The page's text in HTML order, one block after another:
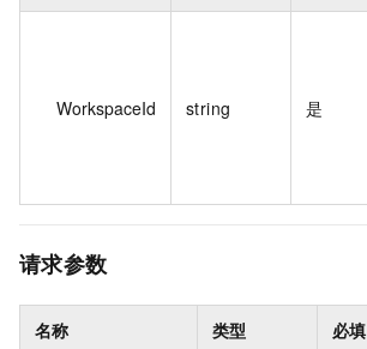
WorkspaceId string 是
请求参数
名称 类型 必填